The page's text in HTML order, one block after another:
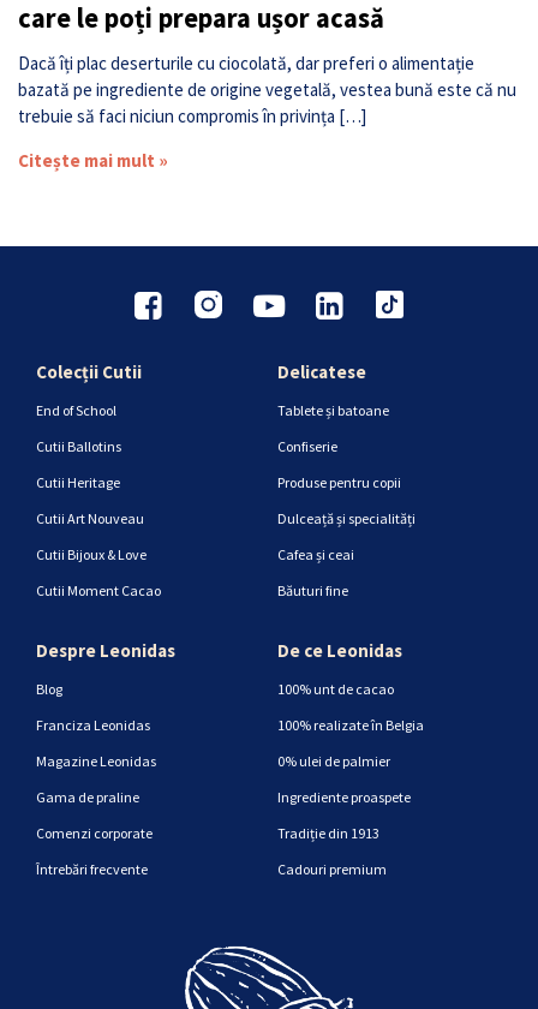
care le poți prepara ușor acasă
Dacă îți plac deserturile cu ciocolată, dar preferi o alimentație
bazată pe ingrediente de origine vegetală, vestea bună este că nu
trebuie să faci niciun compromis în privința […]
Citește mai mult »
Colecții Cutii
End of School
Cutii Ballotins
Cutii Heritage
Cutii Art Nouveau
Cutii Bijoux & Love
Cutii Moment Cacao
Delicatese
Tablete și batoane
Confiserie
Produse pentru copii
Dulceață și specialități
Cafea și ceai
Băuturi fine
Despre Leonidas
Blog
Franciza Leonidas
Magazine Leonidas
Gama de praline
Comenzi corporate
Întrebări frecvente
De ce Leonidas
100% unt de cacao
100% realizate în Belgia
0% ulei de palmier
Ingrediente proaspete
Tradiție din 1913
Cadouri premium